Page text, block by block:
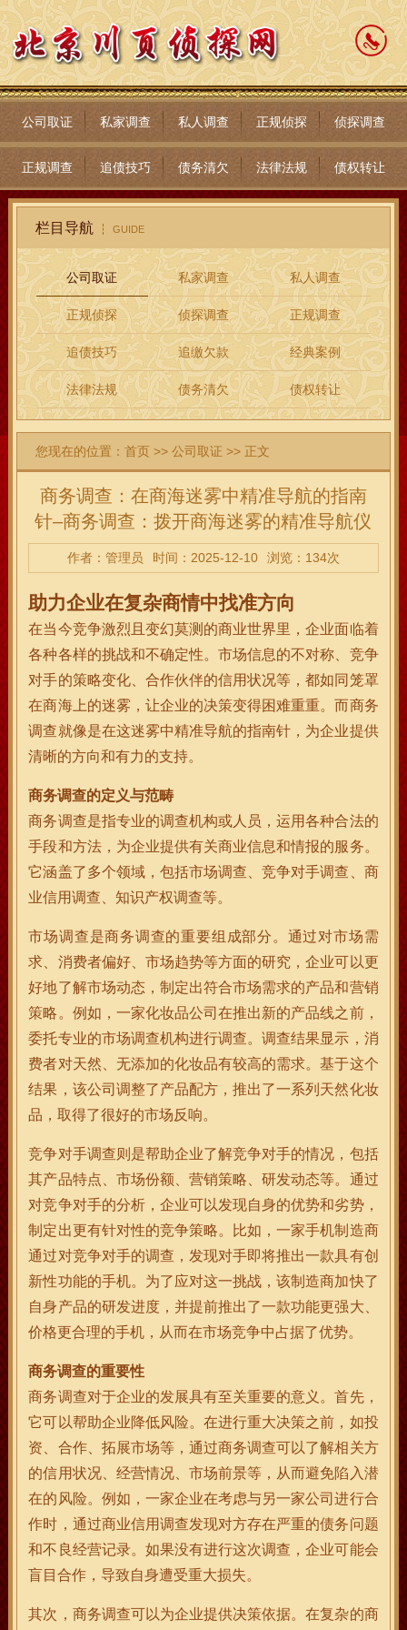
公司取证 私家调查 私人调查 正规侦探 侦探调查
正规调查 追债技巧 债务清欠 法律法规 债权转让
栏目导航 GUIDE
公司取证 私家调查 私人调查
正规侦探 侦探调查 正规调查
追债技巧 追缴欠款 经典案例
法律法规 债务清欠 债权转让
您现在的位置：首页 >>公司取证 >> 正文
商务调查：在商海迷雾中精准导航的指南
针–商务调查：拨开商海迷雾的精准导航仪
作者：管理员 时间：2025-12-10 浏览：134次
助力企业在复杂商情中找准方向
在当今竞争激烈且变幻莫测的商业世界里，企业面临着
各种各样的挑战和不确定性。市场信息的不对称、竞争
对手的策略变化、合作伙伴的信用状况等，都如同笼罩
在商海上的迷雾，让企业的决策变得困难重重。而商务
调查就像是在这迷雾中精准导航的指南针，为企业提供
清晰的方向和有力的支持。
商务调查的定义与范畴
商务调查是指专业的调查机构或人员，运用各种合法的
手段和方法，为企业提供有关商业信息和情报的服务。
它涵盖了多个领域，包括市场调查、竞争对手调查、商
业信用调查、知识产权调查等。
市场调查是商务调查的重要组成部分。通过对市场需
求、消费者偏好、市场趋势等方面的研究，企业可以更
好地了解市场动态，制定出符合市场需求的产品和营销
策略。例如，一家化妆品公司在推出新的产品线之前，
委托专业的市场调查机构进行调查。调查结果显示，消
费者对天然、无添加的化妆品有较高的需求。基于这个
结果，该公司调整了产品配方，推出了一系列天然化妆
品，取得了很好的市场反响。
竞争对手调查则是帮助企业了解竞争对手的情况，包括
其产品特点、市场份额、营销策略、研发动态等。通过
对竞争对手的分析，企业可以发现自身的优势和劣势，
制定出更有针对性的竞争策略。比如，一家手机制造商
通过对竞争对手的调查，发现对手即将推出一款具有创
新性功能的手机。为了应对这一挑战，该制造商加快了
自身产品的研发进度，并提前推出了一款功能更强大、
价格更合理的手机，从而在市场竞争中占据了优势。
商务调查的重要性
商务调查对于企业的发展具有至关重要的意义。首先，
它可以帮助企业降低风险。在进行重大决策之前，如投
资、合作、拓展市场等，通过商务调查可以了解相关方
的信用状况、经营情况、市场前景等，从而避免陷入潜
在的风险。例如，一家企业在考虑与另一家公司进行合
作时，通过商业信用调查发现对方存在严重的债务问题
和不良经营记录。如果没有进行这次调查，企业可能会
盲目合作，导致自身遭受重大损失。
其次，商务调查可以为企业提供决策依据。在复杂的商